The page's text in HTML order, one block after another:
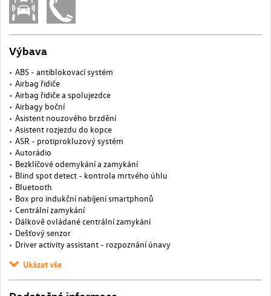
Výbava
ABS - antiblokovací systém
Airbag řidiče
Airbag řidiče a spolujezdce
Airbagy boční
Asistent nouzového brzdění
Asistent rozjezdu do kopce
ASR - protiprokluzový systém
Autorádio
Bezklíčové odemykání a zamykání
Blind spot detect - kontrola mrtvého úhlu
Bluetooth
Box pro indukční nabíjení smartphonů
Centrální zamykání
Dálkově ovládané centrální zamykání
Dešťový senzor
Driver activity assistant - rozpoznání únavy
Ukázat vše